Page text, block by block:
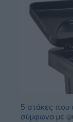
5 ατάκες που
σύμφωνα με